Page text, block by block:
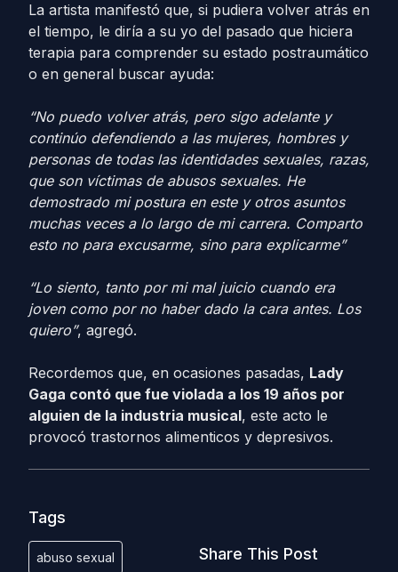
La artista manifestó que, si pudiera volver atrás en
el tiempo, le diría a su yo del pasado que hiciera
terapia para comprender su estado postraumático
o en general buscar ayuda:
“No puedo volver atrás, pero sigo adelante y
continúo defendiendo a las mujeres, hombres y
personas de todas las identidades sexuales, razas,
que son víctimas de abusos sexuales. He
demostrado mi postura en este y otros asuntos
muchas veces a lo largo de mi carrera. Comparto
esto no para excusarme, sino para explicarme”
“Lo siento, tanto por mi mal juicio cuando era
joven como por no haber dado la cara antes. Los
quiero”, agregó.
Recordemos que, en ocasiones pasadas, Lady
Gaga contó que fue violada a los 19 años por
alguien de la industria musical, este acto le
provocó trastornos alimenticos y depresivos.
Tags
abuso sexual Share This Post